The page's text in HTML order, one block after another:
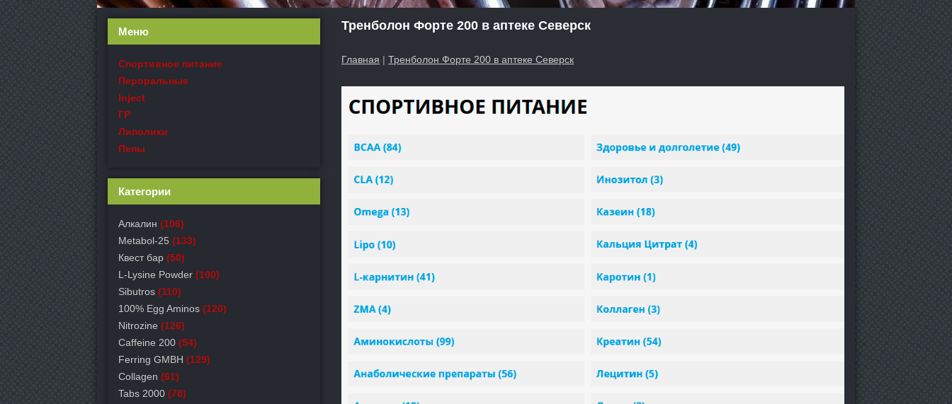
Тренболон Форте 200 в аптеке Северск
Главная | Тренболон Форте 200 в аптеке Северск
Меню
Спортивное питание
Пероральные
Inject
ГР
Липолики
Пепы
Категории
Алкалин (106)
Metabol-25 (133)
Квест бар (50)
L-Lysine Powder (100)
Sibutros (110)
100% Egg Aminos (120)
Nitrozine (126)
Caffeine 200 (54)
Ferring GMBH (129)
Collagen (61)
Tabs 2000 (78)